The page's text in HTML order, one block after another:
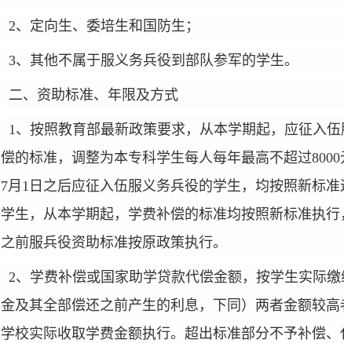
2、定向生、委培生和国防生；
3、其他不属于服义务兵役到部队参军的学生。
二、资助标准、年限及方式
1、按照教育部最新政策要求，从本学期起，应征入
偿的标准，调整为本专科学生每人每年最高不超过8000
7月1 日之后应征入伍服义务兵役的学生，均按照新标
学生，从本学期起，学费补偿的标准均按照新标准执
之前服兵役资助标准按原政策执行。
2、学费补偿或国家助学贷款代偿金额，按学生实际
金及其全部偿还之前产生的利息，下同）两者金额较
学校实际收取学费金额执行。超出标准部分不予补偿、